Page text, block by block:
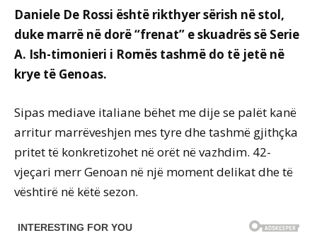
Daniele De Rossi është rikthyer sërish në stol,
duke marrë në dorë “frenat” e skuadrës së Serie
A. Ish-timonieri i Romës tashmë do të jetë në
krye të Genoas.
Sipas mediave italiane bëhet me dije se palët kanë
arritur marrëveshjen mes tyre dhe tashmë gjithçka
pritet të konkretizohet në orët në vazhdim. 42-
vjeçari merr Genoan në një moment delikat dhe të
vështirë në këtë sezon.